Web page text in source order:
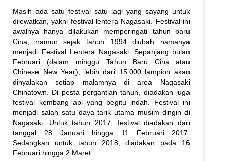
Masih ada satu festival satu lagi yang sayang untuk
dilewatkan, yakni festival lentera Nagasaki. Festival ini
awalnya hanya dilakukan memperingati tahun baru
Cina, namun sejak tahun 1994 diubah namanya
menjadi Festival Lentera Nagasaki. Sepanjang bulan
Februari (dalam minggu Tahun Baru Cina atau
Chinese New Year), lebih dari 15.000 lampion akan
dinyalakan setiap malamnya di area Nagasaki
Chinatown. Di pesta pergantian tahun, diadakan juga
festival kembang api yang begitu indah. Festival ini
menjadi salah satu daya tarik utama musim dingin di
Nagasaki. Untuk tahun 2017, festival diadakan dari
tanggal 28 Januari hingga 11 Februari 2017.
Sedangkan untuk tahun 2018, diadakan pada 16
Februari hingga 2 Maret.